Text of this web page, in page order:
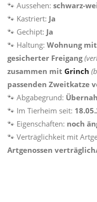
🐾 Aussehen: schwarz-
🐾 Kastriert: Ja
🐾 Gechipt: Ja
🐾 Haltung: Wohnung
gesicherter Freigang
zusammen mit Grinch
passenden Zweitkatze
🐾 Abgabegrund:
🐾 Im Tierheim seit:
🐾 Eigenschaften: noch
🐾 Verträglichkeit mit
Artgenossen